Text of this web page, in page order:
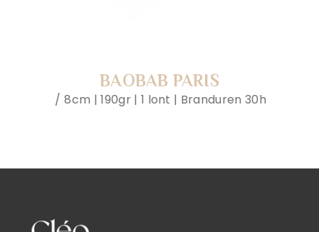
BAOBAB PARIS
8cm | 190gr | 1 lont | Branduren 30h